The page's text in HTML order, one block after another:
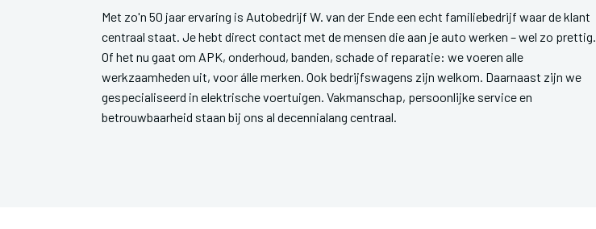
Met zo'n 50 jaar ervaring is Autobedrijf W. van der Ende een echt familiebedrijf waar de klant
centraal staat. Je hebt direct contact met de mensen die aan je auto werken – wel zo prettig.
Of het nu gaat om APK, onderhoud, banden, schade of reparatie: we voeren alle
werkzaamheden uit, voor álle merken. Ook bedrijfswagens zijn welkom. Daarnaast zijn we
gespecialiseerd in elektrische voertuigen. Vakmanschap, persoonlijke service en
betrouwbaarheid staan bij ons al decennialang centraal.